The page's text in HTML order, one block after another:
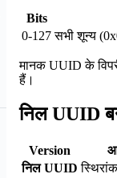
Bits
0-127 सभी शून्य
मानक UUID के
हैं।
निल UUID
Version
निल UUID